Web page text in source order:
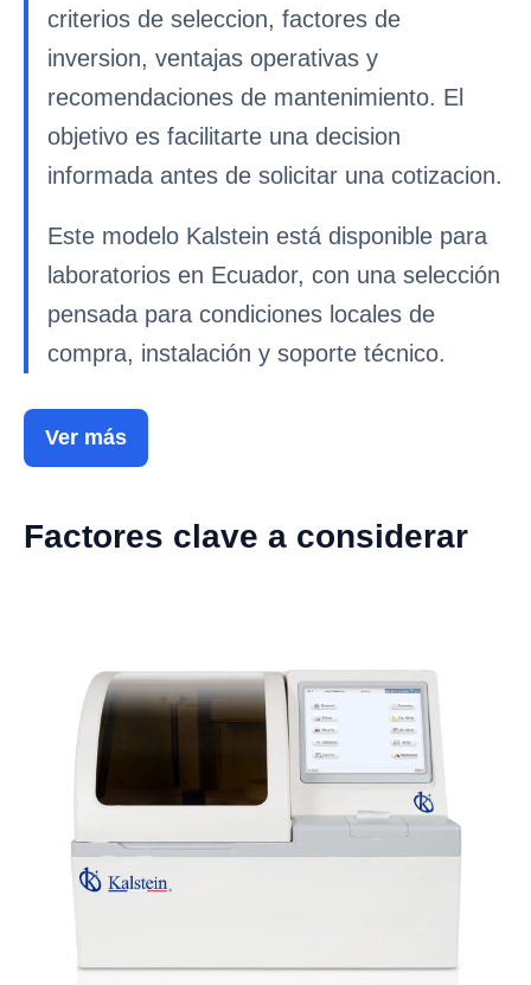
criterios de seleccion, factores de
inversion, ventajas operativas y
recomendaciones de mantenimiento. El
objetivo es facilitarte una decision
informada antes de solicitar una cotizacion.
Este modelo Kalstein está disponible para
laboratorios en Ecuador, con una selección
pensada para condiciones locales de
compra, instalación y soporte técnico.
Ver más
Factores clave a considerar